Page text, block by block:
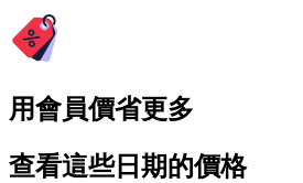
用會員價省更多
查看這些日期的價格